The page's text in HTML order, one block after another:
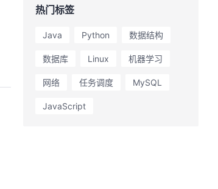
热门标签
Java Python 数据结构
数据库 Linux 机器学习
网络 任务调度 MySQL
JavaScript